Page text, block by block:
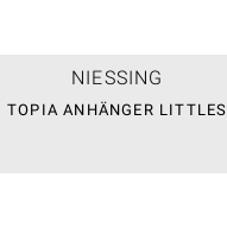
NIESSING
TOPIA ANHÄNGER LITTLES